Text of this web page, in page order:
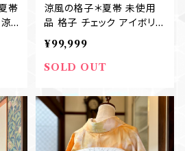
帯
涼風の格子＊夏帯 未使用
品 格子 チェック アイボリー
紫 パープル 黄緑 グリーン
水色 ブルー 八寸名古屋帯
B710
¥99,999
SOLD OUT